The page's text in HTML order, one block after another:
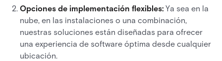
Opciones de implementación flexibles: Ya sea en la
nube, en las instalaciones o una combinación,
nuestras soluciones están diseñadas para ofrecer
una experiencia de software óptima desde cualquier
ubicación.